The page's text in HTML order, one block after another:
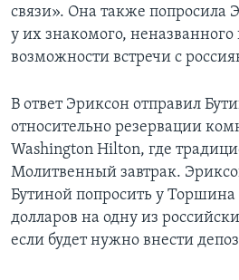
связи». Она также попросила
у их знакомого,
возможности встречи с
В ответ Эриксон отправил
относительно резервации
Washington Hilton, где
Молитвенный завтрак.
Бутиной попросить у Торшина
долларов на одну из
если будет нужно внести